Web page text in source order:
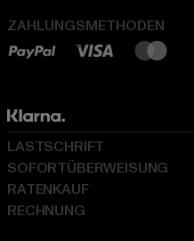
ZAHLUNGSMETHODEN
LASTSCHRIFT
SOFORTÜBERWEISUNG
RATENKAUF
RECHNUNG